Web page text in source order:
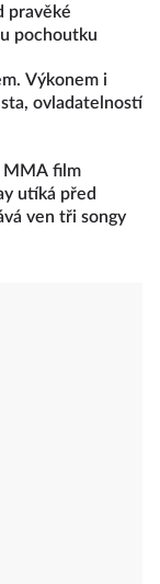
pravěké
pochoutku
Výkonem i
ovladatelností
MMA film
utíká před
ven tři songy